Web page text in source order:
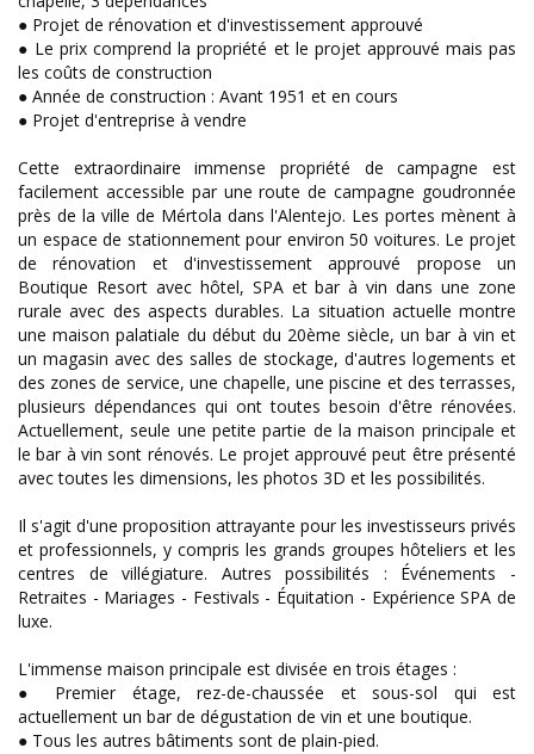
● Projet de rénovation et d'investissement approuvé
● Le prix comprend la propriété et le projet approuvé mais pas
les coûts de construction
● Année de construction : Avant 1951 et en cours
● Projet d'entreprise à vendre
Cette extraordinaire immense propriété de campagne est
facilement accessible par une route de campagne goudronnée
près de la ville de Mértola dans l'Alentejo. Les portes mènent à
un espace de stationnement pour environ 50 voitures. Le projet
de rénovation et d'investissement approuvé propose un
Boutique Resort avec hôtel, SPA et bar à vin dans une zone
rurale avec des aspects durables. La situation actuelle montre
une maison palatiale du début du 20ème siècle, un bar à vin et
un magasin avec des salles de stockage, d'autres logements et
des zones de service, une chapelle, une piscine et des terrasses,
plusieurs dépendances qui ont toutes besoin d'être rénovées.
Actuellement, seule une petite partie de la maison principale et
le bar à vin sont rénovés. Le projet approuvé peut être présenté
avec toutes les dimensions, les photos 3D et les possibilités.
Il s'agit d'une proposition attrayante pour les investisseurs privés
et professionnels, y compris les grands groupes hôteliers et les
centres de villégiature. Autres possibilités : Événements -
Retraites - Mariages - Festivals - Équitation - Expérience SPA de
luxe.
L'immense maison principale est divisée en trois étages :
● Premier étage, rez-de-chaussée et sous-sol qui est
actuellement un bar de dégustation de vin et une boutique.
● Tous les autres bâtiments sont de plain-pied.